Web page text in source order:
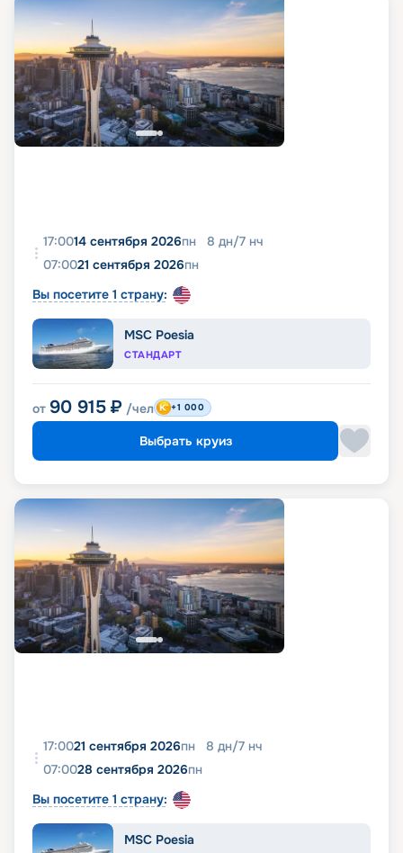
17:0014 сентября 2026пн 8 дн/7 нч
07:0021 сентября 2026пн
Вы посетите 1 страну:
MSC Poesia
СТАНДАРТ
от 90 915 ₽ /чел +1 000
Выбрать круиз
17:0021 сентября 2026пн 8 дн/7 нч
07:0028 сентября 2026пн
Вы посетите 1 страну:
MSC Poesia